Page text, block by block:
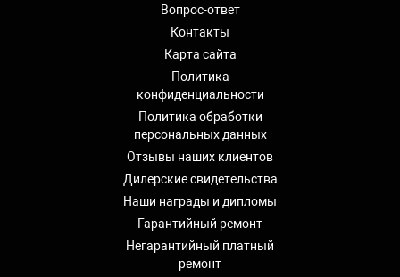
Вопрос-ответ
Контакты
Карта сайта
Политика
конфиденциальности
Политика обработки
персональных данных
Отзывы наших клиентов
Дилерские свидетельства
Наши награды и дипломы
Гарантийный ремонт
Негарантийный платный
ремонт